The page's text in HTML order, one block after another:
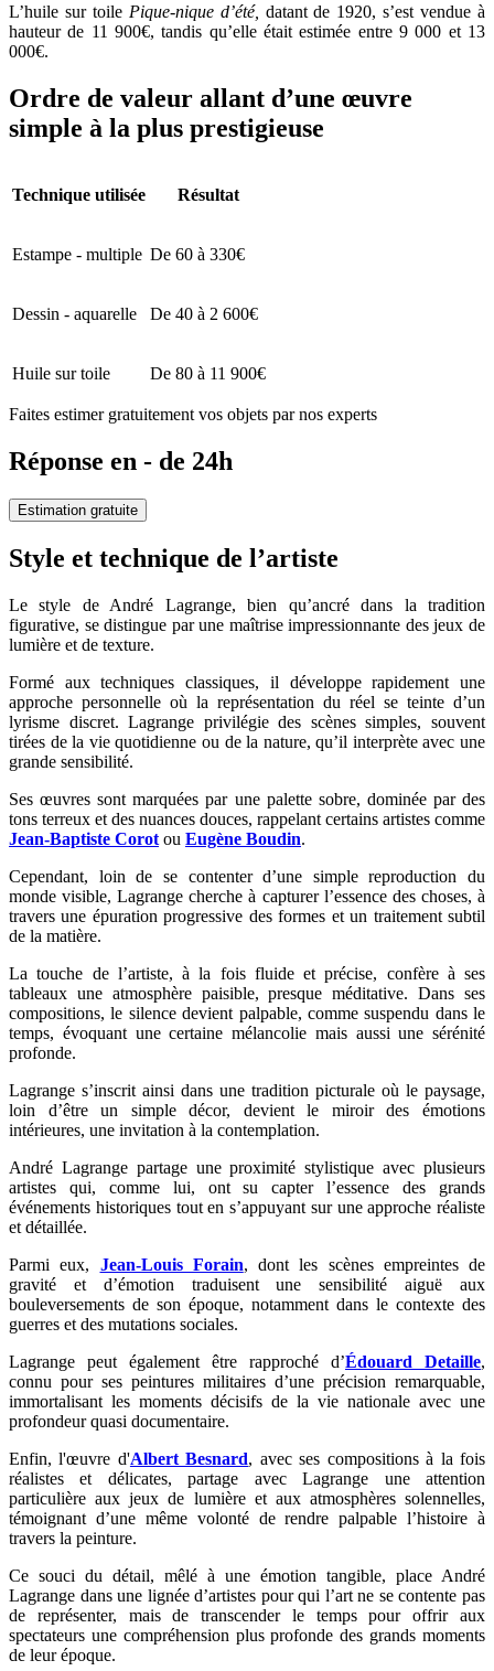
L’huile sur toile Pique-nique d’été, datant de 1920, s’est vendue à
hauteur de 11 900€, tandis qu’elle était estimée entre 9 000 et 13
000€.
Ordre de valeur allant d’une œuvre
simple à la plus prestigieuse
Technique utilisée Résultat
Estampe - multiple De 60 à 330€
Dessin - aquarelle De 40 à 2 600€
Huile sur toile De 80 à 11 900€
Faites estimer gratuitement vos objets par nos experts
Réponse en - de 24h
Estimation gratuite
Style et technique de l’artiste
Le style de André Lagrange, bien qu’ancré dans la tradition
figurative, se distingue par une maîtrise impressionnante des jeux de
lumière et de texture.
Formé aux techniques classiques, il développe rapidement une
approche personnelle où la représentation du réel se teinte d’un
lyrisme discret. Lagrange privilégie des scènes simples, souvent
tirées de la vie quotidienne ou de la nature, qu’il interprète avec une
grande sensibilité.
Ses œuvres sont marquées par une palette sobre, dominée par des
tons terreux et des nuances douces, rappelant certains artistes comme
Jean-Baptiste Corot ou Eugène Boudin.
Cependant, loin de se contenter d’une simple reproduction du
monde visible, Lagrange cherche à capturer l’essence des choses, à
travers une épuration progressive des formes et un traitement subtil
de la matière.
La touche de l’artiste, à la fois fluide et précise, confère à ses
tableaux une atmosphère paisible, presque méditative. Dans ses
compositions, le silence devient palpable, comme suspendu dans le
temps, évoquant une certaine mélancolie mais aussi une sérénité
profonde.
Lagrange s’inscrit ainsi dans une tradition picturale où le paysage,
loin d’être un simple décor, devient le miroir des émotions
intérieures, une invitation à la contemplation.
André Lagrange partage une proximité stylistique avec plusieurs
artistes qui, comme lui, ont su capter l’essence des grands
événements historiques tout en s’appuyant sur une approche réaliste
et détaillée.
Parmi eux, Jean-Louis Forain, dont les scènes empreintes de
gravité et d’émotion traduisent une sensibilité aiguë aux
bouleversements de son époque, notamment dans le contexte des
guerres et des mutations sociales.
Lagrange peut également être rapproché d’Édouard Detaille,
connu pour ses peintures militaires d’une précision remarquable,
immortalisant les moments décisifs de la vie nationale avec une
profondeur quasi documentaire.
Enfin, l'œuvre d'Albert Besnard, avec ses compositions à la fois
réalistes et délicates, partage avec Lagrange une attention
particulière aux jeux de lumière et aux atmosphères solennelles,
témoignant d’une même volonté de rendre palpable l’histoire à
travers la peinture.
Ce souci du détail, mêlé à une émotion tangible, place André
Lagrange dans une lignée d’artistes pour qui l’art ne se contente pas
de représenter, mais de transcender le temps pour offrir aux
spectateurs une compréhension plus profonde des grands moments
de leur époque.